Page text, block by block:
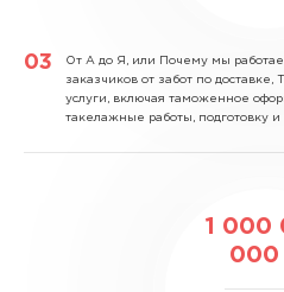
От А до Я, или Почему мы
заказчиков от забот по
услуги, включая таможенное
такелажные работы, подготовку
1 000
000